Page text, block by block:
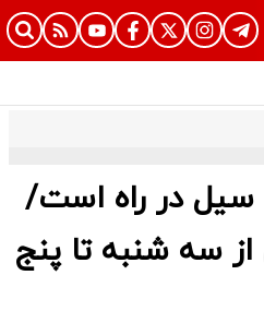
سیل در راه است/
سه شنبه تا پنج